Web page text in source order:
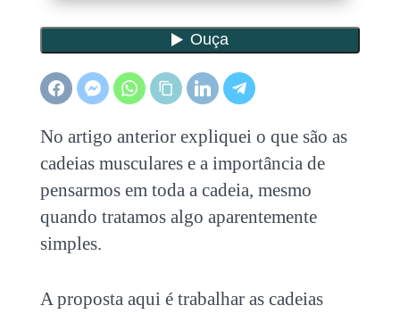
No artigo anterior expliquei o que são as
cadeias musculares e a importância de
pensarmos em toda a cadeia, mesmo
quando tratamos algo aparentemente
simples.
A proposta aqui é trabalhar as cadeias